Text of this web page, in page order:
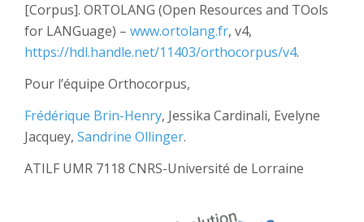
[Corpus]. ORTOLANG (Open Resources and TOols
for LANGuage) – www.ortolang.fr, v4,
https://hdl.handle.net/11403/orthocorpus/v4.
Pour l’équipe Orthocorpus,
Frédérique Brin-Henry, Jessika Cardinali, Evelyne
Jacquey, Sandrine Ollinger.
ATILF UMR 7118 CNRS-Université de Lorraine